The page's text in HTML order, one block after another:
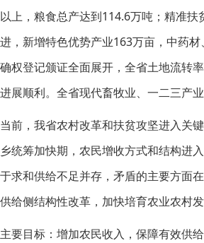
以上，粮食总产达到114.6万吨；精准
进，新增特色优势产业163万亩，中药
确权登记颁证全面展开，全省土地流转
进展顺利。全省现代畜牧业、一二三产
当前，我省农村改革和扶贫攻坚进入关
乡统筹加快期，农民增收方式和结构进
于求和供给不足并存，矛盾的主要方面
供给侧结构性改革，加快培育农业农村
主要目标：增加农民收入，保障有效供给